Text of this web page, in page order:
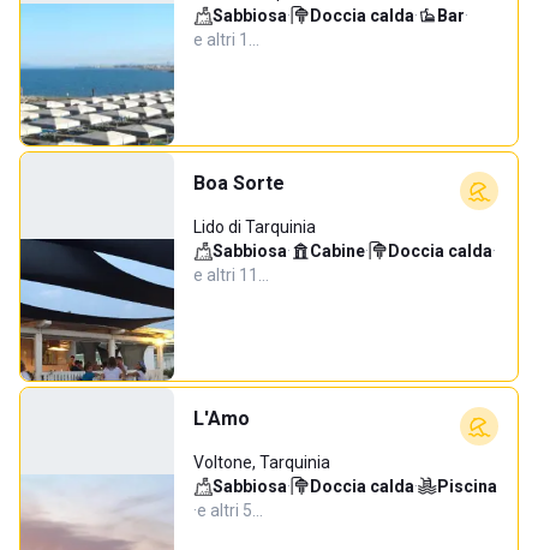
Sabbiosa· Doccia calda· Bar·
e altri 1…
Boa Sorte
Lido di Tarquinia
Sabbiosa· Cabine· Doccia calda·
e altri 11…
L'Amo
Voltone, Tarquinia
Sabbiosa· Doccia calda·
Piscina
·e altri 5…